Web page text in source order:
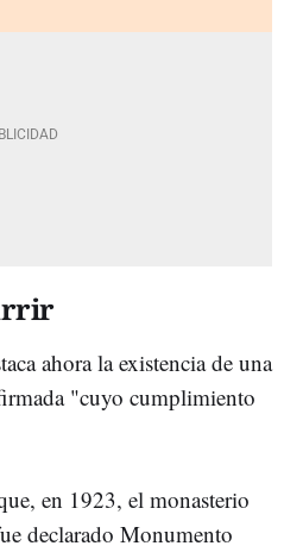
ahora la existencia de una
"cuyo cumplimiento
en 1923, el monasterio
declarado Monumento